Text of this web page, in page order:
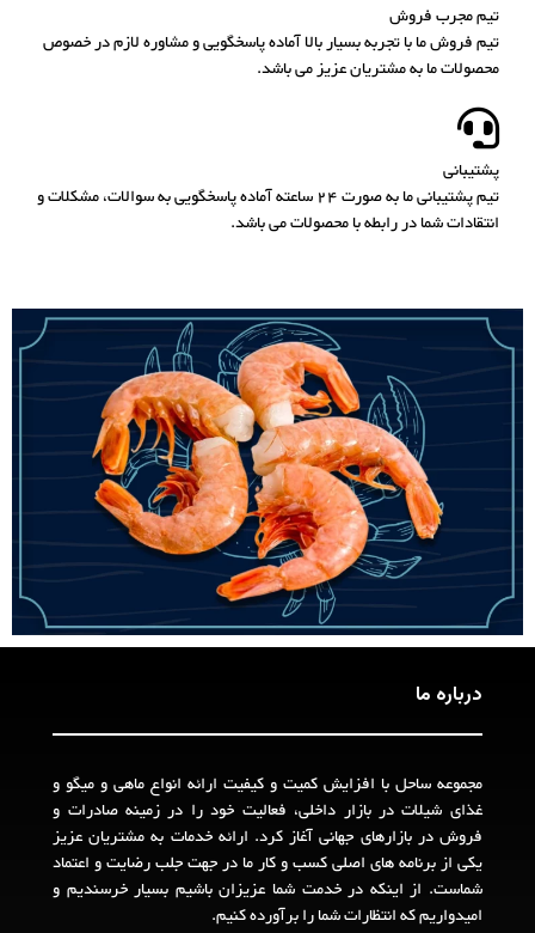
تیم مجرب فروش
تیم فروش ما با تجربه بسیار بالا آماده پاسخگویی و مشاوره لازم در خصوص
محصولات ما به مشتریان عزیز می باشد.
پشتیبانی
تیم پشتیبانی ما به صورت 24 ساعته آماده پاسخگویی به سوالات، مشکلات و
انتقادات شما در رابطه با محصولات می باشد.
درباره ما
مجموعه ساحل با افزایش کمیت و کیفیت ارائه انواع ماهی و میگو و
غذای شیلات در بازار داخلی، فعالیت خود را در زمینه صادرات و
فروش در بازارهای جهانی آغاز کرد. ارائه خدمات به مشتریان عزیز
یکی از برنامه های اصلی کسب و کار ما در جهت جلب رضایت و اعتماد
شماست. از اینکه در خدمت شما عزیزان باشیم بسیار خرسندیم و
امیدواریم که انتظارات شما را برآورده کنیم.